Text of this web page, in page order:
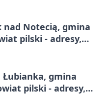
nad Notecią, gmina
pilski - adresy,
gmina
pilski - adresy,